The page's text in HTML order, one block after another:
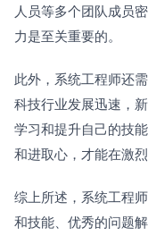
人员等多个团队成员
力是至关重要的。
此外，系统工程师还
科技行业发展迅速，
学习和提升自己的技
和进取心，才能在激
综上所述，系统工程
和技能、优秀的问题